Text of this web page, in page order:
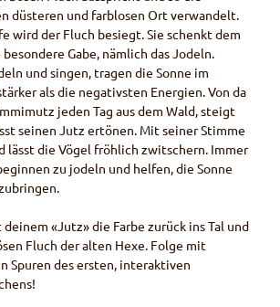
düsteren und farblosen Ort verwandelt.
wird der Fluch besiegt. Sie schenkt dem
Gabe, nämlich das Jodeln.
und singen, tragen die Sonne im
als die negativsten Energien. Von da
jeden Tag aus dem Wald, steigt
seinen Jutz ertönen. Mit seiner Stimme
lässt die Vögel fröhlich zwitschern. Immer
zu jodeln und helfen, die Sonne
«Jutz» die Farbe zurück ins Tal und
Fluch der alten Hexe. Folge mit
Spuren des ersten, interaktiven